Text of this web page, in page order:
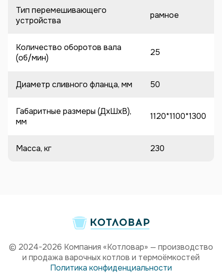
Тип перемешивающего
устройства
рамное
Количество оборотов вала
(об/мин)
25
Диаметр сливного фланца, мм 50
Габаритные размеры (ДхШхВ),
мм
1120*1100*1300
Масса, кг 230
© 2024-2026 Компания «Котловар» — производство
и продажа варочных котлов и термоёмкостей
Политика конфиденциальности